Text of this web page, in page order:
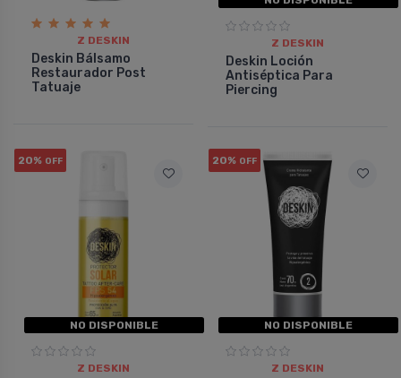
Z DESKIN
Deskin Bálsamo
Restaurador Post
Tatuaje
Z DESKIN
Deskin Loción
Antiséptica Para
Piercing
20% OFF
NO DISPONIBLE
Z DESKIN
20% OFF
NO DISPONIBLE
Z DESKIN